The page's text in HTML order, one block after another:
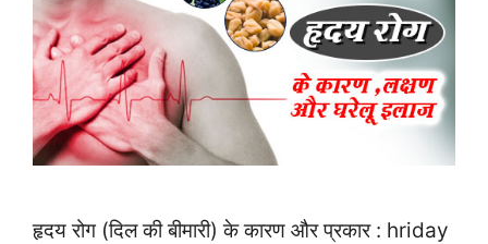
हृदय रोग (दिल की बीमारी) के कारण और प्रकार : hriday